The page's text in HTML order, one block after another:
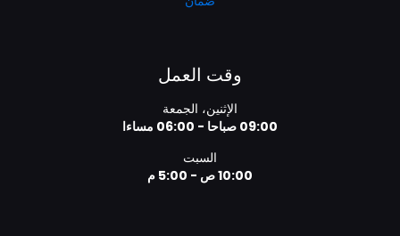
وقت العمل
الإثنين، الجمعة
09:00 صباحا - 06:00 مساءا
السبت
10:00 ص - 5:00 م